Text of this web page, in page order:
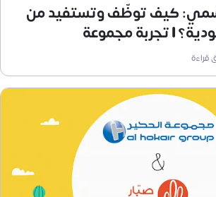
كيف توظّف وتستفيد من
| تجربة مجموعة
قراءة